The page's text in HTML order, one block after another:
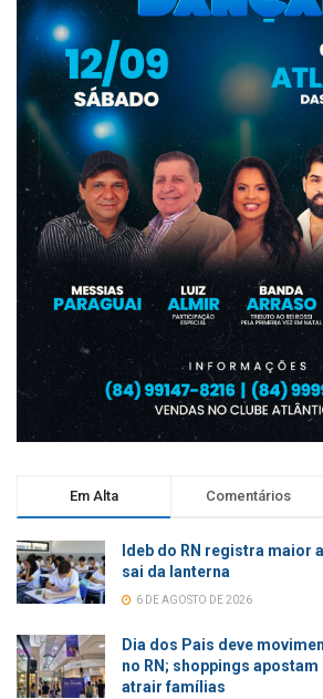
Em Alta Comentários
Ideb do RN registra maior
sai da lanterna
6 DE AGOSTO DE 2026
Dia dos Pais deve
no RN; shoppings
atrair famílias